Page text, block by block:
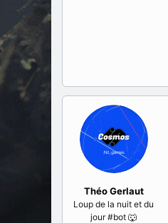
Théo Gerlaut
Loup de la nuit et du
jour #bot 🐺